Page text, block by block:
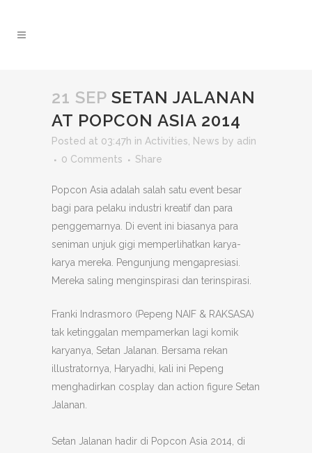
21 SEP SETAN JALANAN
AT POPCON ASIA 2014
Posted at 03:47h in Activities News by adin
0 Comments
Share
Popcon Asia adalah salah satu event besar
bagi para pelaku industri kreatif dan para
penggemarnya. Di event ini biasanya para
seniman unjuk gigi memperlihatkan karya-
karya mereka. Pengunjung mengapresiasi.
Mereka saling menginspirasi dan terinspirasi.
Franki Indrasmoro (Pepeng NAIF & RAKSASA)
tak ketinggalan mempamerkan lagi komik
karyanya, Setan Jalanan. Bersama rekan
illustratornya, Haryadhi, kali ini Pepeng
menghadirkan cosplay dan action figure Setan
Jalanan.
Setan Jalanan hadir di Popcon Asia 2014, di